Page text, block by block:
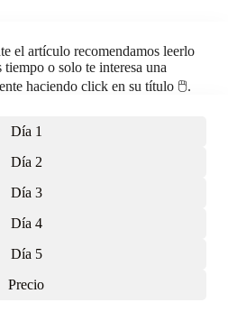
el artículo recomendamos leerlo
o solo te interesa una
haciendo click en su título 🖱️.
Día 1
Día 2
Día 3
Día 4
Día 5
Precio